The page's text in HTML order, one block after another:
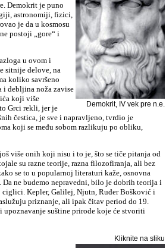
Demokrit, IV vek pre n.e.
Demokrit je puno
astronomiji, fizici,
je da u kosmosu
postoji „gore“ i
u ovom i
sitnije delove, na
koliko savršeno
i debljina noža zavise
koji više
Grci rekli, jer je
čestica, je sve i napravljeno, tvrdio je
koji se među sobom razlikuju po obliku,
više onih koji nisu i to je, što se tiče pitanja od
su razne teorije, razna filozofiranja, ali bez
se to u popularnoj literaturi kaže, osnovna
ne budemo nepravedni, bilo je dobrih teorija i
Kepler, Galilej, Njutn, Ruđer Bošković i
priznanje, ali ipak čitav period do 19.
suštine prirode koje će stvoriti
Kliknite na sliku